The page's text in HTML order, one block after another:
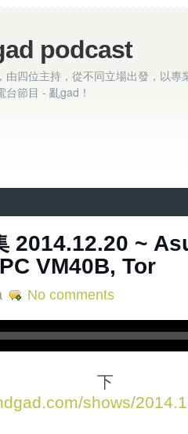
podcast
由四位主持，從不同立場出發，以專
節目 - 亂gad！
2014.12.20 ~
VM40B, Tor
No comments
shows/